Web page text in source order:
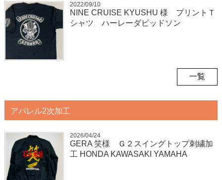
2022/09/10
NINE CRUISE KYUSHU 様 プリントＴ
シャツ ハーレーダビッドソン
一覧
アパレル2次加工
2026/04/24
GERA 笑様 Ｇ２スイングトップ刺繍加
工 HONDA KAWASAKI YAMAHA